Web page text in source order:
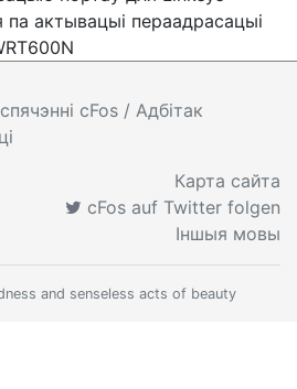
па актывацыі пераадрасацыі
cFos / Адбітак
Карта сайта
cFos auf Twitter folgen
Іншыя мовы
and senseless acts of beauty